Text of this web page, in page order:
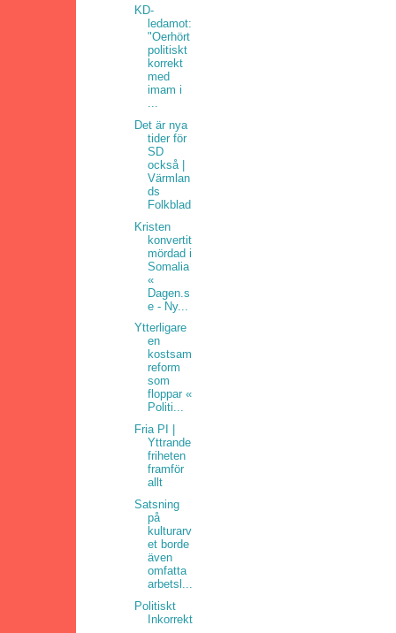
KD-
ledamot:
"Oerhört
politiskt
korrekt
med
imam i
...
Det är nya
tider för
SD
också |
Värmlan
ds
Folkblad
Kristen
konvertit
mördad i
Somalia
«
Dagen.s
e - Ny...
Ytterligare
en
kostsam
reform
som
floppar «
Politi...
Fria PI |
Yttrande
friheten
framför
allt
Satsning
på
kulturarv
et borde
även
omfatta
arbetsl...
Politiskt
Inkorrekt